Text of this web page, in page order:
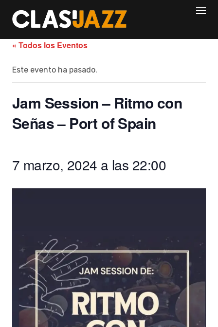
content
« Todos los Eventos
Este evento ha pasado.
Jam Session – Ritmo con
Señas – Port of Spain
7 marzo, 2024 a las 22:00